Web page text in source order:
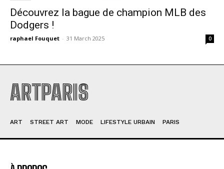
Découvrez la bague de champion MLB des
Dodgers !
raphael Fouquet - 31 March 2025 0
ARTPARIS
ART STREET ART MODE LIFESTYLE URBAIN PARIS